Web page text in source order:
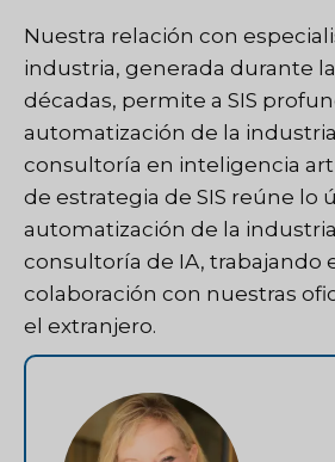
Nuestra relación con
industria, generada durante
décadas, permite a SIS
automatización de la
consultoría en inteligencia
de estrategia de SIS reúne lo
automatización de la
consultoría de IA, trabajando
colaboración con nuestras
el extranjero.